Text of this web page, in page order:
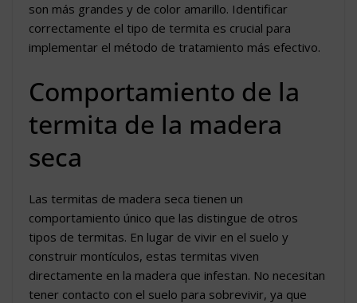
son más grandes y de color amarillo. Identificar
correctamente el tipo de termita es crucial para
implementar el método de tratamiento más efectivo.
Comportamiento de la
termita de la madera
seca
Las termitas de madera seca tienen un
comportamiento único que las distingue de otros
tipos de termitas. En lugar de vivir en el suelo y
construir montículos, estas termitas viven
directamente en la madera que infestan. No necesitan
tener contacto con el suelo para sobrevivir, ya que